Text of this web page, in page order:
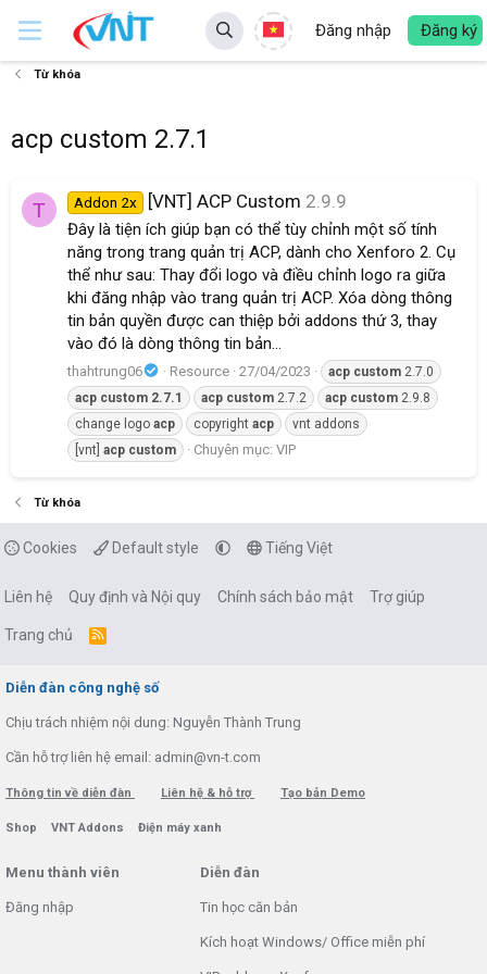
Đăng nhập Đăng ký
Từ khóa
acp custom 2.7.1
T Addon 2x [VNT] ACP Custom 2.9.9
Đây là tiện ích giúp bạn có thể tùy chỉnh một số tính
năng trong trang quản trị ACP, dành cho Xenforo 2. Cụ
thể như sau: Thay đổi logo và điều chỉnh logo ra giữa
khi đăng nhập vào trang quản trị ACP. Xóa dòng thông
tin bản quyền được can thiệp bởi addons thứ 3, thay
vào đó là dòng thông tin bản...
thahtrung06 Resource 27/04/2023 acp custom 2.7.0
acp custom 2.7.1 acp custom 2.7.2 acp custom 2.9.8
change logo acp copyright acp
vnt addons
[vnt] acp custom Chuyên mục: VIP
Từ khóa
Cookies Default style Tiếng Việt
Liên hệ Quy định và Nội quy Chính sách bảo mật Trợ giúp
Trang chủ
R
Diễn đàn công nghệ số
Chịu trách nhiệm nội dung: Nguyễn Thành Trung
Cần hỗ trợ liên hệ email: admin@vn-t.com
Thông tin về diễn đàn Liên hệ & hỗ trợ Tạo bản Demo
Shop VNT Addons Điện máy xanh
Menu thành viên
Đăng nhập
Diễn đàn
Tin học căn bản
Kích hoạt Windows/ Office miễn phí